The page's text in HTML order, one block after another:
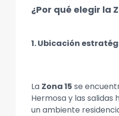
¿Por qué elegir la
1. Ubicación
La Zona 15 se
Hermosa y las salidas
un ambiente